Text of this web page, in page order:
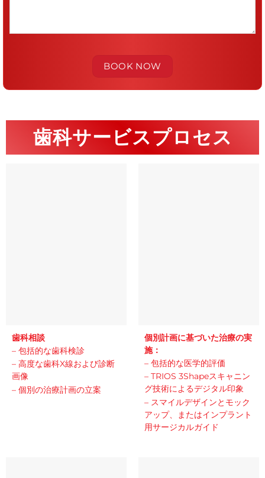
歯科サービスプロセス
歯科相談
– 包括的な歯科検診
– 高度な歯科X線および診断
画像
– 個別の治療計画の立案
個別計画に基づいた治療の実
施：
– 包括的な医学的評価
– TRIOS 3Shapeスキャニン
グ技術によるデジタル印象
– スマイルデザインとモック
アップ、またはインプラント
用サージカルガイド